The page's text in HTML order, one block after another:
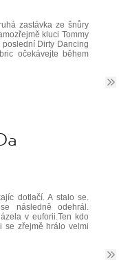
zastávka ze šnůry
kluci Tommy
Dirty Dancing
očekávejte během
dotlačí. A stalo se.
následně odehrál.
v euforii.Ten kdo
se zřejmě hrálo velmi